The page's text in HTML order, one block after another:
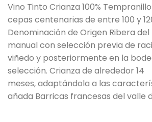
Vino Tinto Crianza 100%
cepas centenarias de entre 100 y
Denominación de Origen Ribera del
manual con selección previa de
viñedo y posteriormente en la
selección. Crianza de alrededor 14
meses, adaptándola a las
añada Barricas francesas del valle